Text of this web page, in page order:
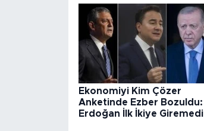
Ekonomiyi Kim Çözer
Anketinde Ezber Bozuldu:
Erdoğan İlk İkiye Giremedi